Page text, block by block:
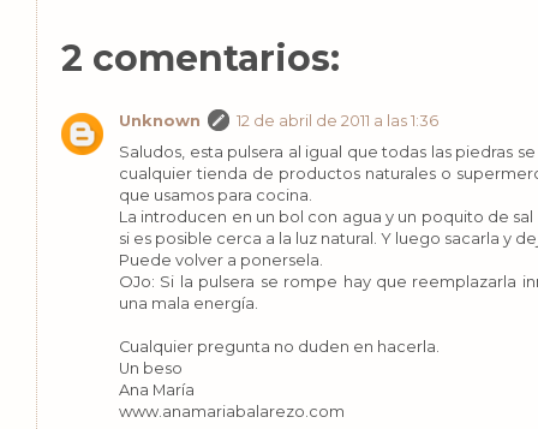
2 comentarios:
Unknown
12 de abril de 2011 a las 1:36
Saludos, esta pulsera al igual que todas las piedras
cualquier tienda de productos naturales o
que usamos para cocina.
La introducen en un bol con agua y un poquito de
si es posible cerca a la luz natural. Y luego sacarla y
Puede volver a ponersela.
OJo: Si la pulsera se rompe hay que reemplazarla
una mala energía.
Cualquier pregunta no duden en hacerla.
Un beso
Ana María
www.anamariabalarezo.com